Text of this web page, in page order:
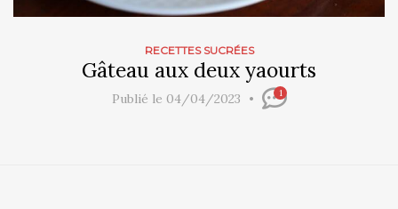
RECETTES SUCRÉES
Gâteau aux deux yaourts
Publié le 04/04/2023 1